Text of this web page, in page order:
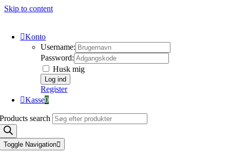
Skip to content
Konto
Username:
Password:
Husk mig
Register
Kasse0
Products search
Toggle Navigation